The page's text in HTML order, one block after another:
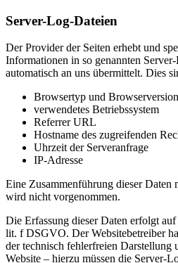
Server-Log-Dateien
Der Provider der Seiten erhebt und
Informationen in so genannten
automatisch an uns übermittelt. Dies
Browsertyp und Browserversion
verwendetes Betriebssystem
Referrer URL
Hostname des zugreifenden
Uhrzeit der Serveranfrage
IP-Adresse
Eine Zusammenführung dieser Daten
wird nicht vorgenommen.
Die Erfassung dieser Daten erfolgt
lit. f DSGVO. Der Websitebetreiber
der technisch fehlerfreien Darstellung
Website – hierzu müssen die Server-